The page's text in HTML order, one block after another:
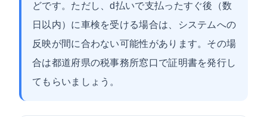
どです。ただし、d払いで支払ったすぐ後（数
日以内）に車検を受ける場合は、システムへの
反映が間に合わない可能性があります。その場
合は都道府県の税事務所窓口で証明書を発行し
てもらいましょう。